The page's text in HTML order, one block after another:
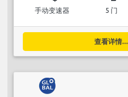
手动变速器 5 门
查看详情...